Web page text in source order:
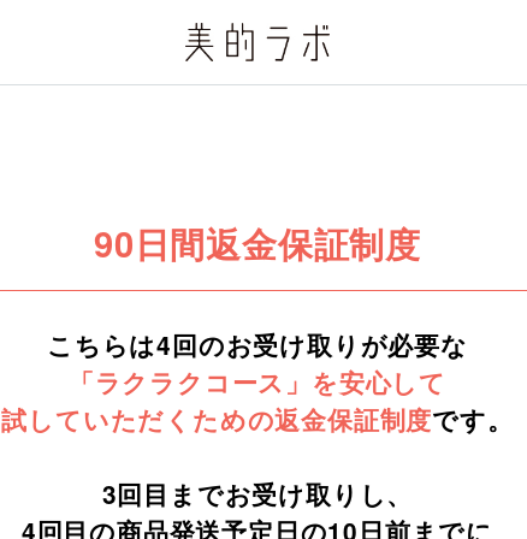
90日間返金保証制度
こちらは4回のお受け取りが必要な
「ラクラクコース」を安心して
試していただくための返金保証制度です。
3回目までお受け取りし、
4回目の商品発送予定日の10日前までに